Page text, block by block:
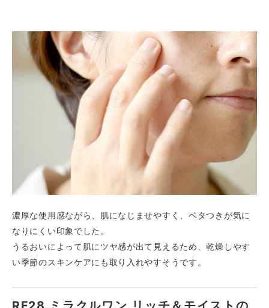
濃厚な使用感ながら、肌になじませやすく、ベタつきが気に
なりにくい印象でした。
うるおいによって肌にツヤ感が出て見えるため、乾燥しやす
い季節のスキンケアにも取り入れやすそうです。